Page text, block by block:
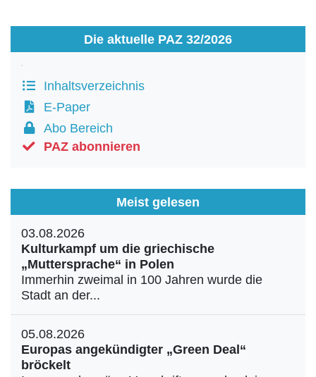
Die aktuelle PAZ 32/2026
Inhaltsverzeichnis
E-Paper
Abo Bereich
PAZ abonnieren
Meist gelesen
03.08.2026
Kulturkampf um die griechische
„Muttersprache“ in Polen
Immerhin zweimal in 100 Jahren wurde die
Stadt an der...
05.08.2026
Europas angekündigter „Green Deal“
bröckelt